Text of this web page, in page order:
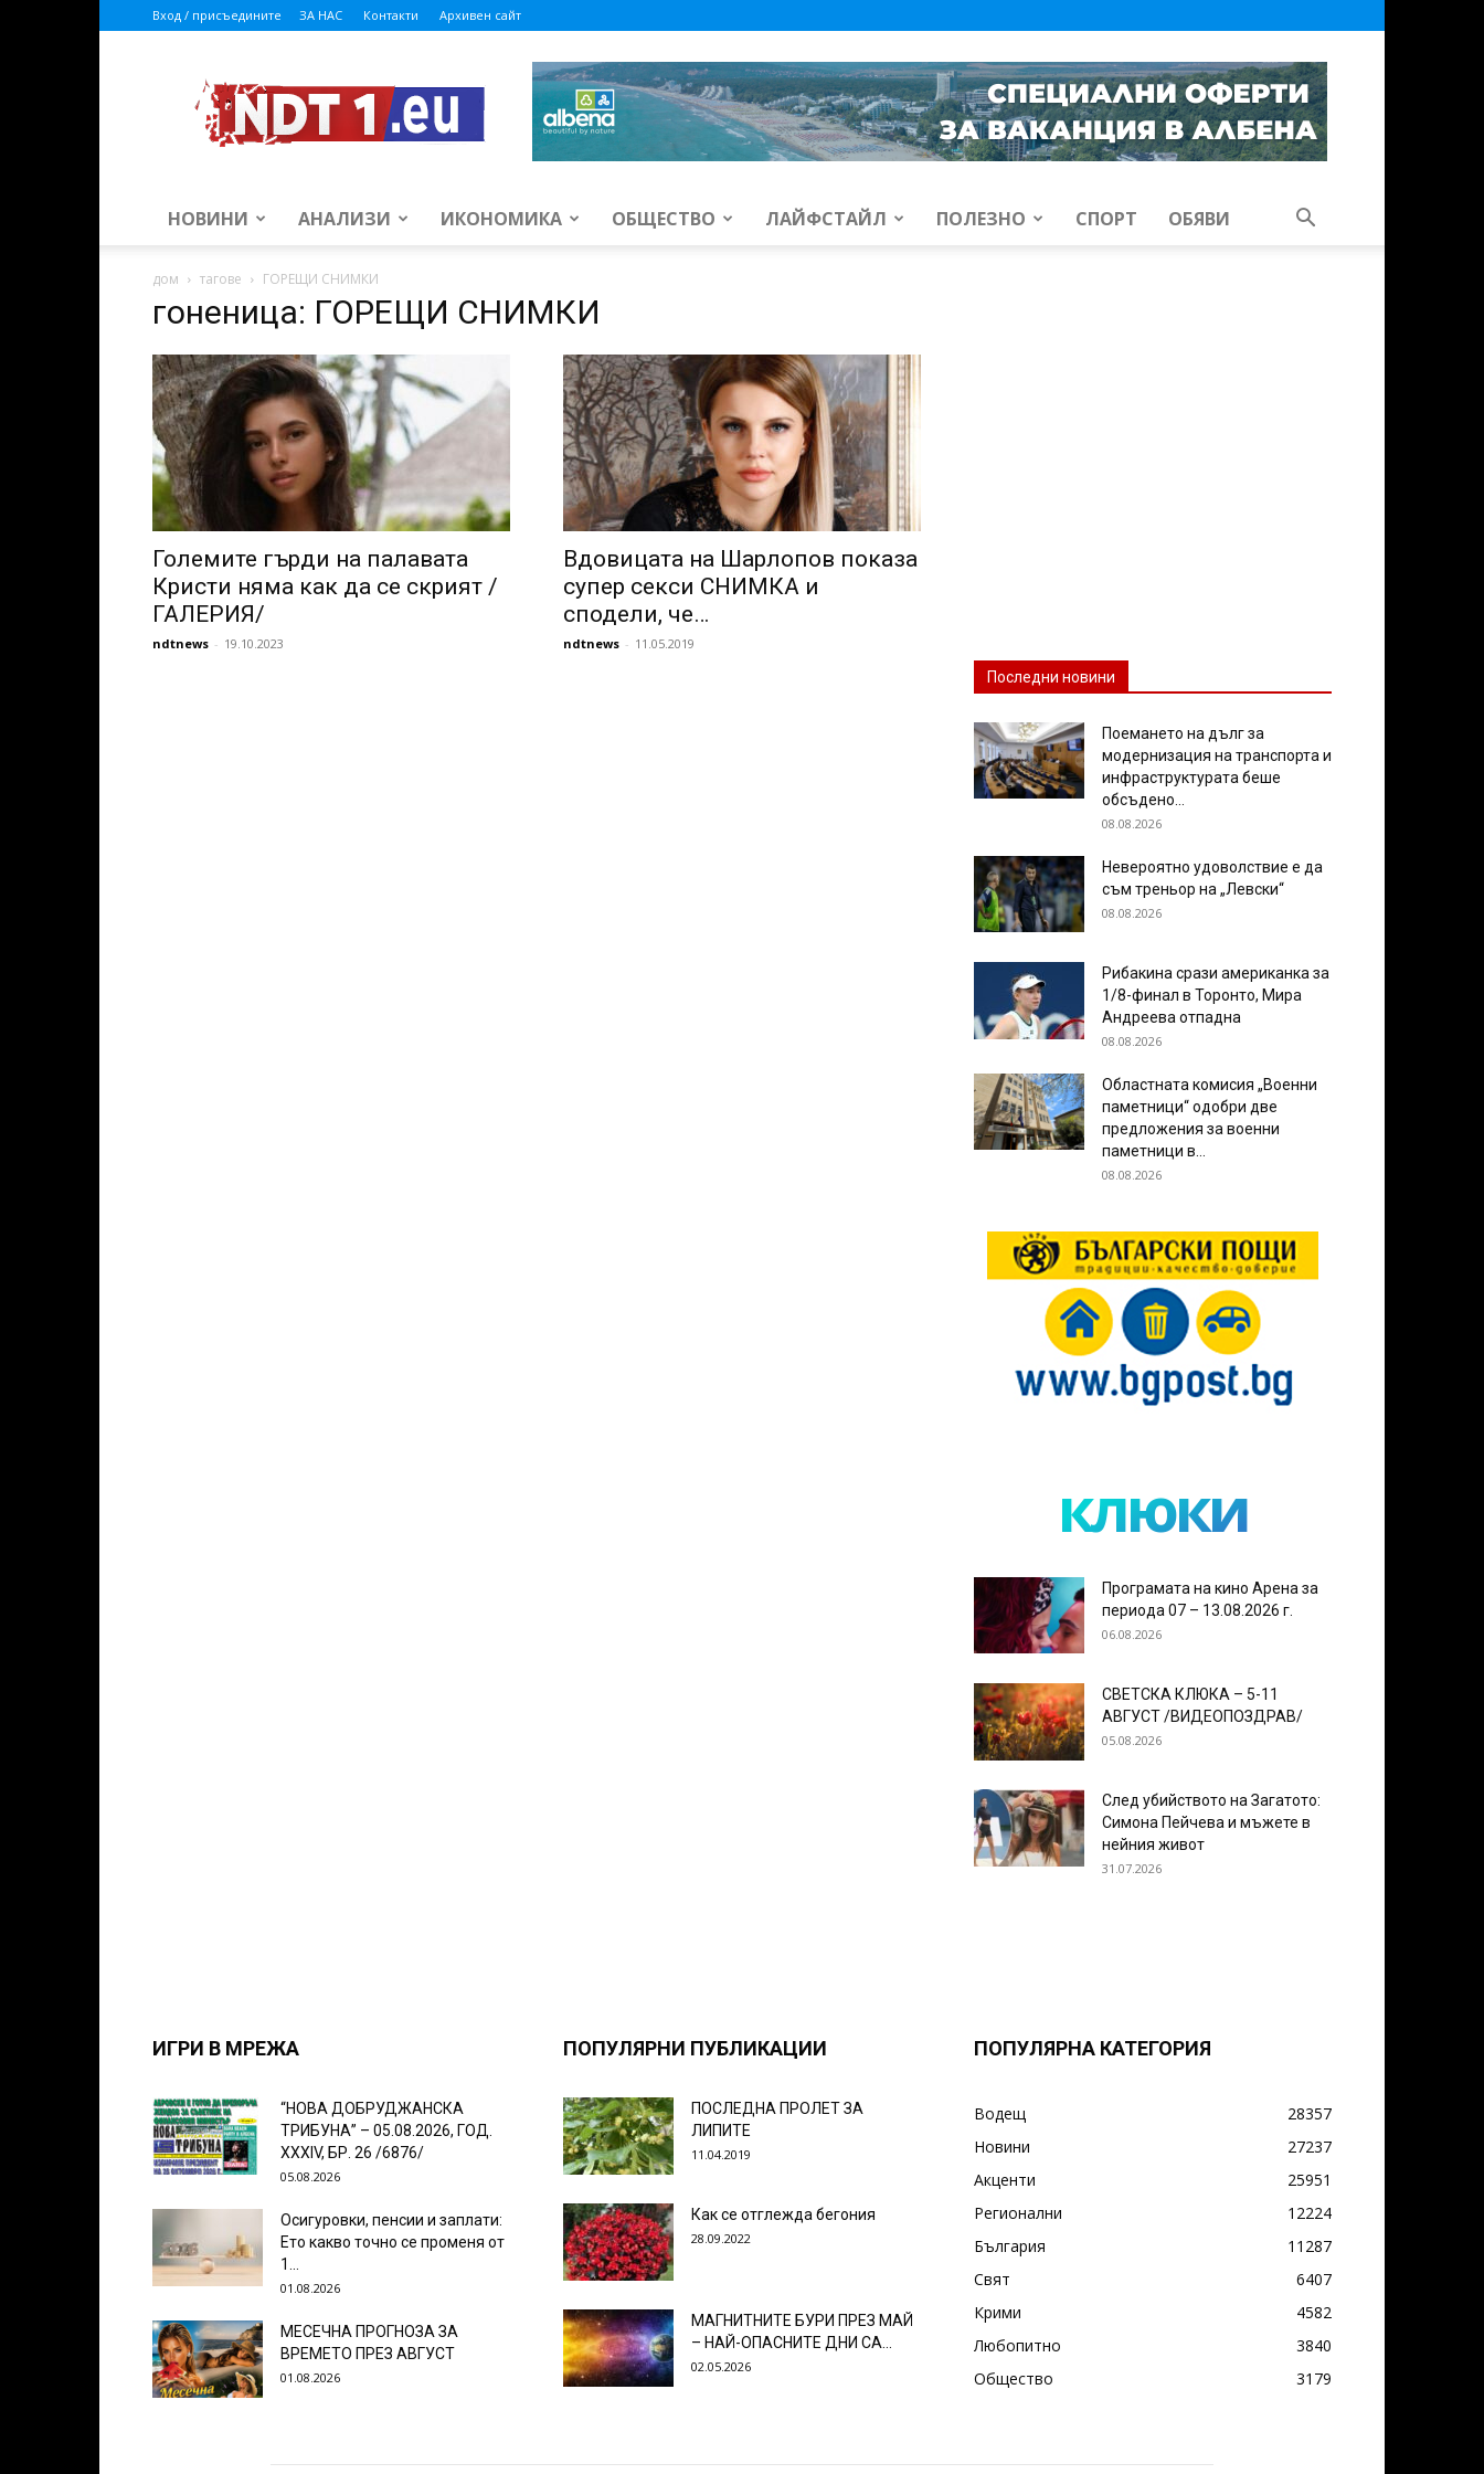
Вход / присъедините ЗА НАС Контакти Архивен сайт
НОВИНИ АНАЛИЗИ ИКОНОМИКА ОБЩЕСТВО ЛАЙФСТАЙЛ ПОЛЕЗНО СПОРТ ОБЯВИ
дом тагове ГОРЕЩИ СНИМКИ
гоненица: ГОРЕЩИ СНИМКИ
Големите гърди на палавата
Кристи няма как да се скрият /
ГАЛЕРИЯ/
ndtnews - 19.10.2023
Вдовицата на Шарлопов показа
супер секси СНИМКА и
сподели, че…
ndtnews - 11.05.2019
Последни новини
Поемането на дълг за
модернизация на транспорта и
инфраструктурата беше
обсъдено...
08.08.2026
Невероятно удоволствие е да
съм треньор на „Левски“
08.08.2026
Рибакина срази американка за
1/8-финал в Торонто, Мира
Андреева отпадна
08.08.2026
Областната комисия „Военни
паметници“ одобри две
предложения за военни
паметници в...
08.08.2026
клюки
Програмата на кино Арена за
периода 07 – 13.08.2026 г.
06.08.2026
СВЕТСКА КЛЮКА – 5-11
АВГУСТ /ВИДЕОПОЗДРАВ/
05.08.2026
След убийството на Загатото:
Симона Пейчева и мъжете в
нейния живот
31.07.2026
ИГРИ В МРЕЖА
“НОВА ДОБРУДЖАНСКА
ТРИБУНА” – 05.08.2026, ГОД.
XXХIV, БР. 26 /6876/
05.08.2026
Осигуровки, пенсии и заплати:
Ето какво точно се променя от
1...
01.08.2026
МЕСЕЧНА ПРОГНОЗА ЗА
ВРЕМЕТО ПРЕЗ АВГУСТ
01.08.2026
ПОПУЛЯРНИ ПУБЛИКАЦИИ
ПОСЛЕДНА ПРОЛЕТ ЗА
ЛИПИТЕ
11.04.2019
Как се отглежда бегония
28.09.2022
МАГНИТНИТЕ БУРИ ПРЕЗ МАЙ
– НАЙ-ОПАСНИТЕ ДНИ СА…
02.05.2026
ПОПУЛЯРНА КАТЕГОРИЯ
Водещ
28357
Новини
27237
Акценти
25951
Регионални
12224
България
11287
Свят
6407
Крими
4582
Любопитно
3840
Общество
3179